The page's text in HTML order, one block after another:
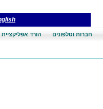
חברות וטלפונים הורד אפליקציית